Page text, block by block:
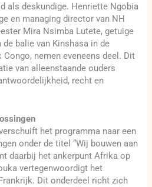
als deskundige. Henriette Ngobia
en managing director van NH
Mira Nsimba Lutete, getuige
balie van Kinshasa in de
nemen eveneens deel. Dit
van alleenstaande ouders
recht en
het programma naar een
onder de titel “Wij bouwen aan
daarbij het ankerpunt Afrika op
vertegenwoordigt het
Dit onderdeel richt zich